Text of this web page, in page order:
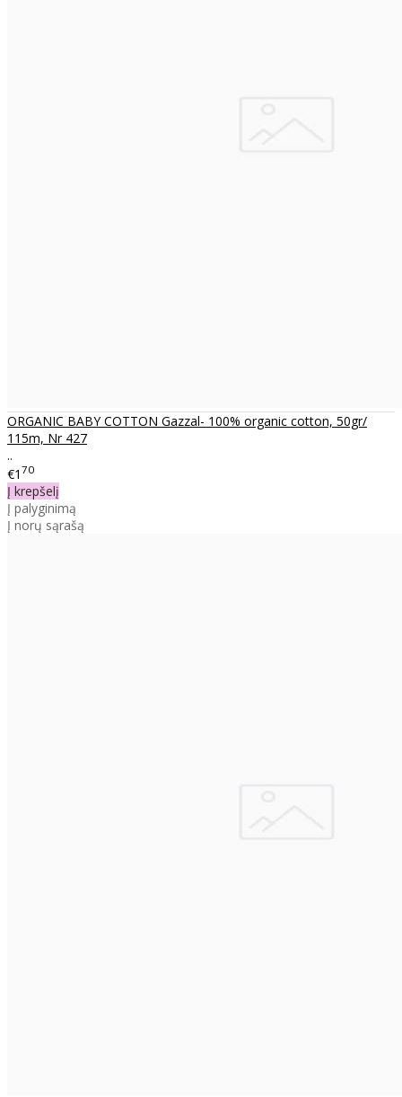
ORGANIC BABY COTTON Gazzal- 100% organic cotton, 50gr/
115m, Nr 427
..
€1 70
Į krepšelį
Į palyginimą
Į norų sąrašą